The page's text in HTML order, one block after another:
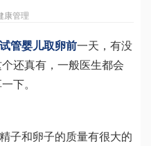
康管理
试管婴儿取卵前一天，有没
还真有，一般医生都会
下。
子和卵子的质量有很大的